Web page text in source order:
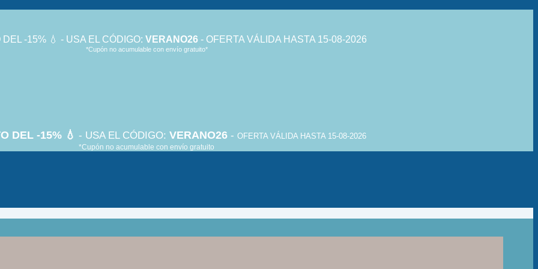
-15% 💧 - USA EL CÓDIGO: VERANO26- OFERTA VÁLIDA HASTA 15-08-2026
*Cupón no acumulable con envío gratuito*
DEL -15% 💧 - USA EL CÓDIGO: VERANO26- OFERTA VÁLIDA HASTA 15-08-2026
*Cupón no acumulable con envío gratuito